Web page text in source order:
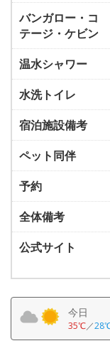
バンガロー・コ
テージ・ケビン
温水シャワー
水洗トイレ
宿泊施設備考
ペット同伴
予約
全体備考
公式サイト
今日
35℃／